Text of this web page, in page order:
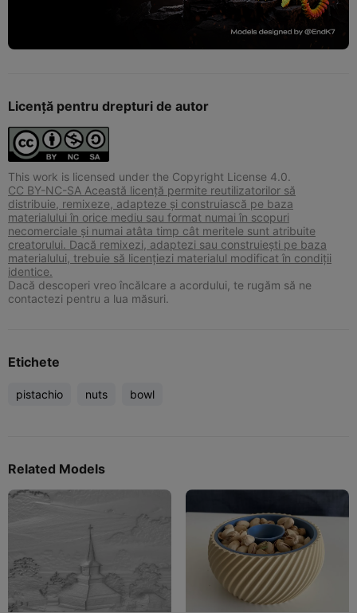
Licență pentru drepturi de autor
This work is licensed under the Copyright License 4.0.
CC BY-NC-SA Această licență permite reutilizatorilor să
distribuie, remixeze, adapteze și construiască pe baza
materialului în orice mediu sau format numai în scopuri
necomerciale și numai atâta timp cât meritele sunt atribuite
creatorului. Dacă remixezi, adaptezi sau construiești pe baza
materialului, trebuie să licențiezi materialul modificat în condiții
identice.
Dacă descoperi vreo încălcare a acordului, te rugăm să ne
contactezi pentru a lua măsuri.
Etichete
pistachio nuts bowl
Related Models